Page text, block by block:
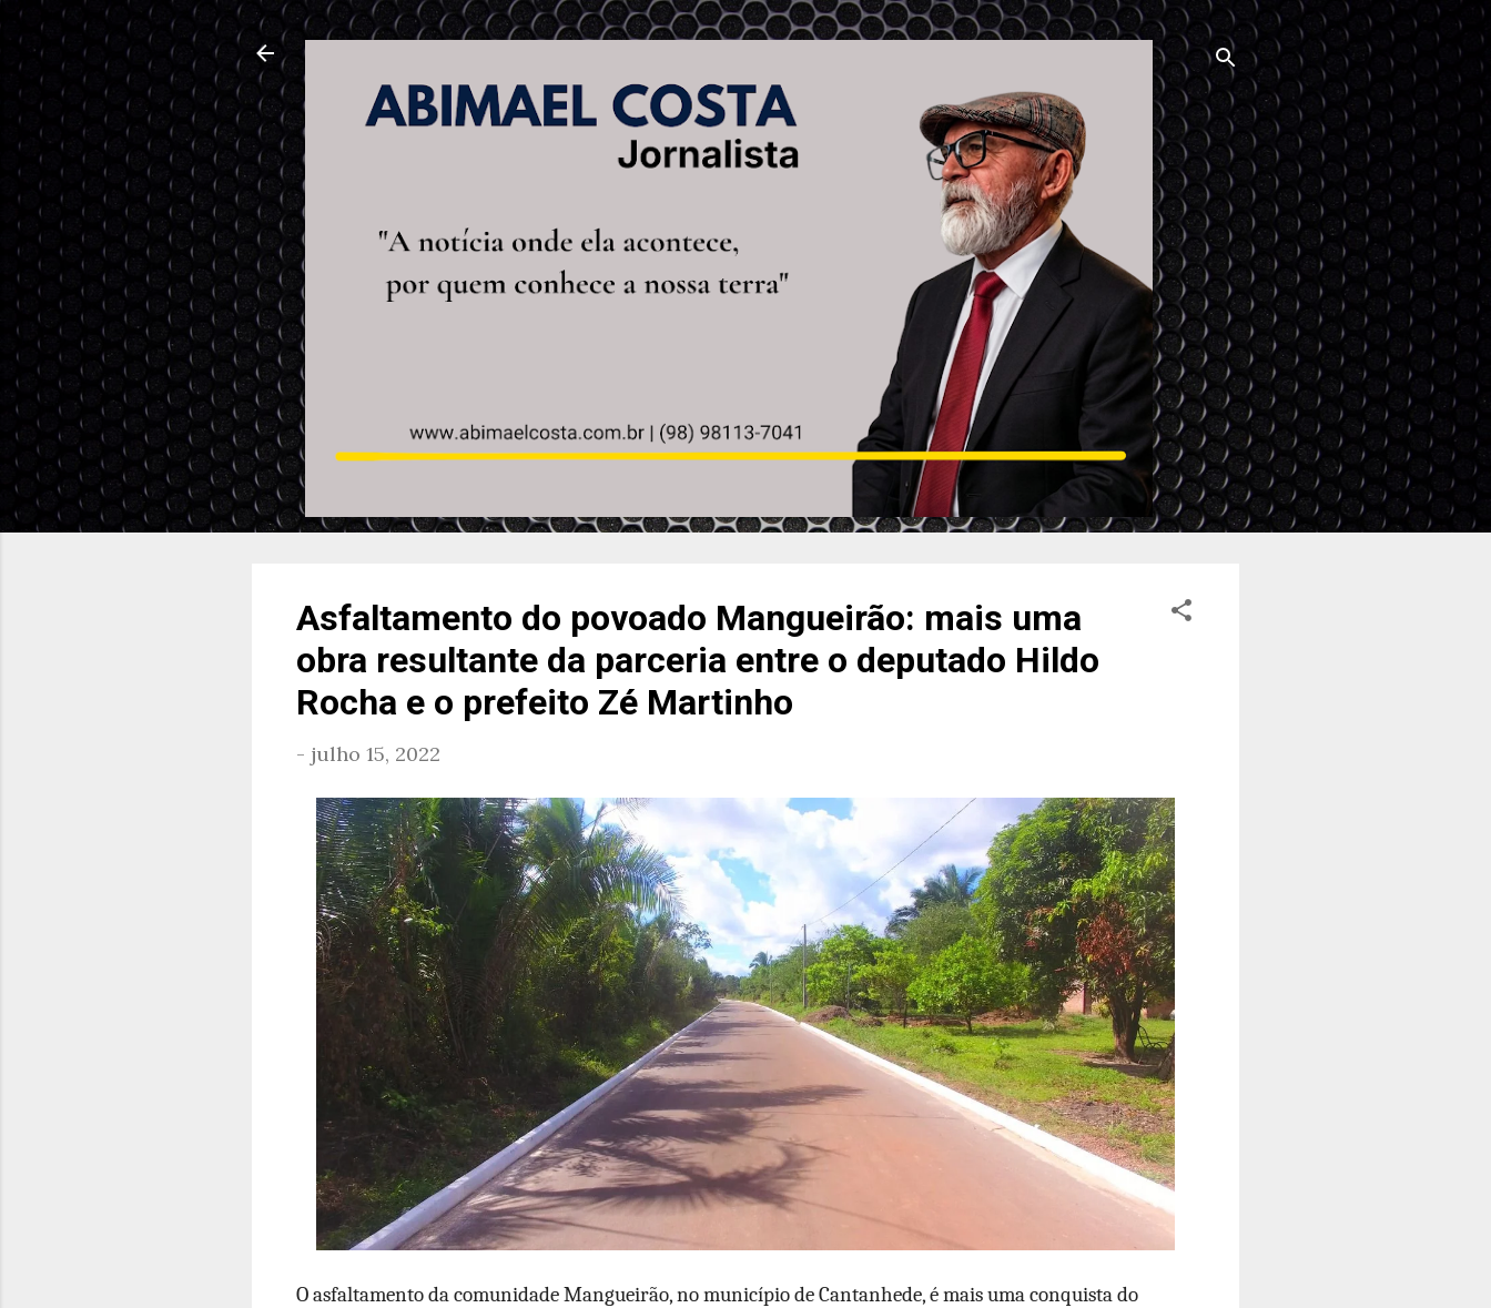
Pular para o conteúdo principal
Asfaltamento do povoado Mangueirão: mais uma
obra resultante da parceria entre o deputado Hildo
Rocha e o prefeito Zé Martinho
- julho 15, 2022
O asfaltamento da comunidade Mangueirão, no município de Cantanhede, é mais uma conquista do